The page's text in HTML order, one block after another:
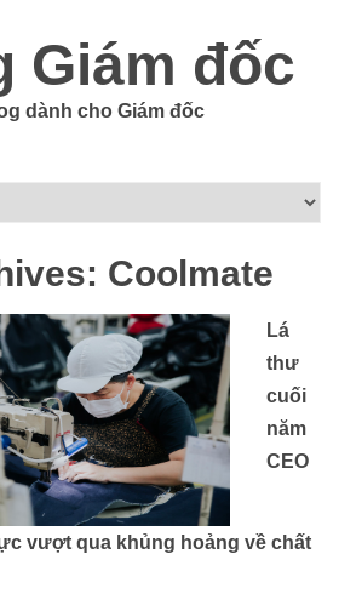
Giám đốc
dành cho Giám đốc
Coolmate
Lá
thư
cuối
năm
CEO
vượt qua khủng hoảng về chất